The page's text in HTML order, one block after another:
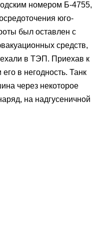
номером Б-4755,
юго-
был оставлен с
средств,
в ТЭП. Приехав к
в негодность. Танк
через некоторое
на надгусеничной